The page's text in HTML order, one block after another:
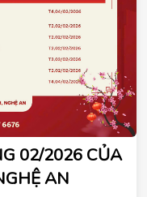
02/2026 CỦA
AN